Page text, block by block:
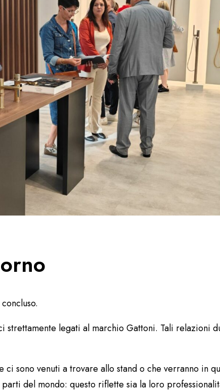
legati al marchio Gattoni. Tali relazioni
sono venuti a trovare allo stand o che verranno in
del mondo: questo riflette sia la loro